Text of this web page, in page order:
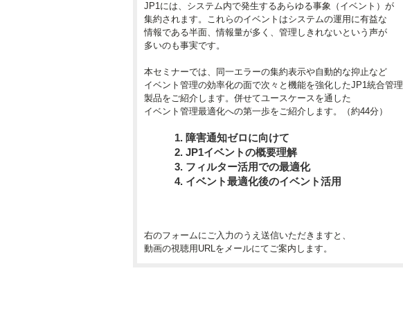
JP1には、システム内で発生するあらゆる事象（イベント）が
集約されます。これらのイベントはシステムの運用に有益な
情報である半面、情報量が多く、管理しきれないという声が
多いのも事実です。
本セミナーでは、同一エラーの集約表示や自動的な抑止など
イベント管理の効率化の面で次々と機能を強化したJP1統合管理
製品をご紹介します。併せてユースケースを通した
イベント管理最適化への第一歩をご紹介します。（約44分）
障害通知ゼロに向けて
JP1イベントの概要理解
フィルター活用での最適化
イベント最適化後のイベント活用
右のフォームにご入力のうえ送信いただきますと、
動画の視聴用URLをメールにてご案内します。